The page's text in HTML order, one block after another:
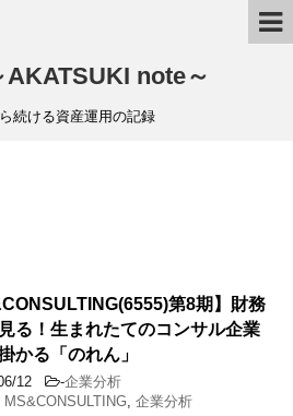
note～
続ける資産運用の記録
第8期】財務
る！生まれたてのコンサル企業
かる「のれん」
12 -企業分析
MS&CONSULTING 企業分析